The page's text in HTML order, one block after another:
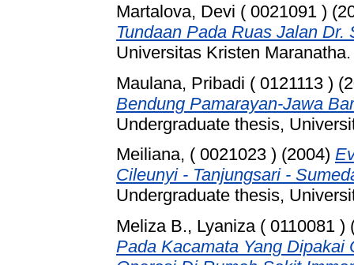
Martalova, Devi ( 0021091 )
Tundaan Pada Ruas Jalan Dr.
Universitas Kristen Maranatha.
Maulana, Pribadi ( 0121113 )
Bendung Pamarayan-Jawa
Undergraduate thesis,
Meiliana, ( 0021023 ) (2004)
Cileunyi - Tanjungsari -
Undergraduate thesis,
Meliza B., Lyaniza ( 0110081 )
Pada Kacamata Yang Dipakai